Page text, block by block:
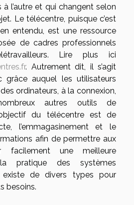
à l’autre et qui changent selon
Le télécentre, puisque c’est
entendu, est une ressource
de cadres professionnels
Lire plus ici
. Autrement dit, il s’agit
grâce auquel les utilisateurs
ordinateurs, à la connexion,
autres outils de
du télécentre est de
l’emmagasinement et le
afin de permettre aux
facilement une meilleure
pratique des systèmes
existe de divers types pour
besoins.